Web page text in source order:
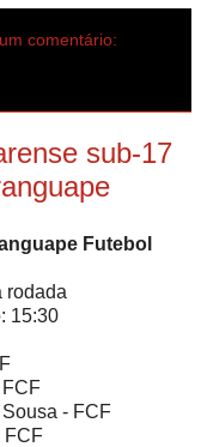
comentário:
sub-17
Futebol
rodada
15:30
- FCF
FCF